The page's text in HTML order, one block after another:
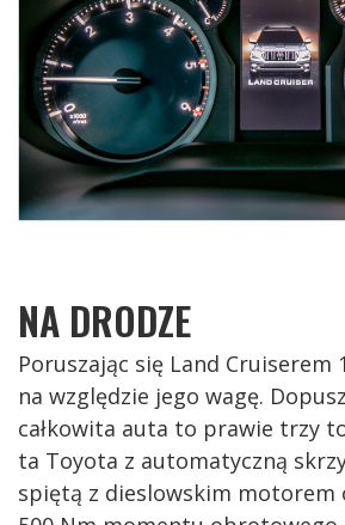
NA DRODZE
Poruszając się Land Cruiserem
na względzie jego wagę.
całkowita auta to prawie trzy
ta Toyota z automatyczną
spiętą z dieslowskim motorem